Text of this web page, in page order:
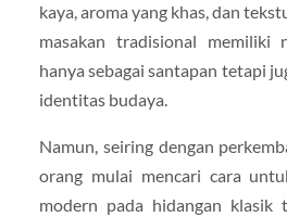
kaya, aroma yang khas, dan
masakan tradisional memiliki
hanya sebagai santapan tetapi
identitas budaya.
Namun, seiring dengan
orang mulai mencari cara
modern pada hidangan klasik